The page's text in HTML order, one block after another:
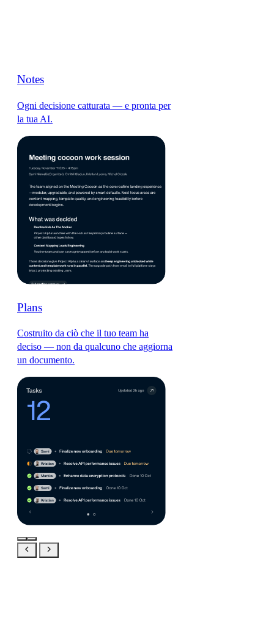
Notes
Ogni decisione catturata — e pronta per
la tua AI.
Plans
Costruito da ciò che il tuo team ha
deciso — non da qualcuno che aggiorna
un documento.